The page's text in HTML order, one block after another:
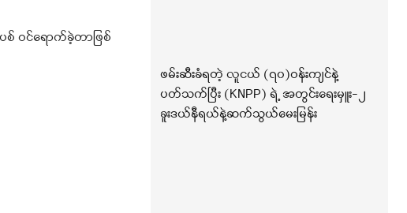
ဝင်ရောက်ခဲ့တာဖြစ်
ဖမ်းဆီးခံရတဲ့ လူငယ် (၇၀)ဝန်းကျင်နဲ့
ပတ်သက်ပြီး (KNPP) ရဲ့ အတွင်းရေးမှူး-၂
ခူးဒယ်နီရယ်နဲ့ဆက်သွယ်မေးမြန်း